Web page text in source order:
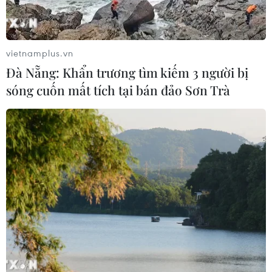
Xem thêm
CƠ QUAN CHỦ QUẢN: THÔNG TẤN XÃ VIỆT NAM
Tổng Biên tập: TRẦN TIẾN DUẨN
Phó Tổng Biên tập: NGUYỄN THỊ TÁM, KHÚC THANH
THỦY
Sở hữu trí tuệ
Quy định sử dụng
RSS
Hỗ trợ
vietnamplus.vn
Đà Nẵng: Khẩn trương tìm kiếm 3 người bị
sóng cuốn mất tích tại bán đảo Sơn Trà